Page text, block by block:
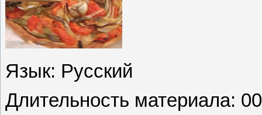
Язык: Русский
Длительность материала: